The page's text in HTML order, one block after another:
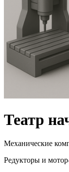
Театр
Механические
Редукторы и